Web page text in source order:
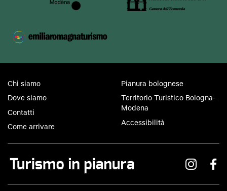
Si parla inglese
Lavatura/stiratura
Altre lingue
Prima colazione
Accettazione gruppi
Cassetta di sicurezza
Chi siamo
Dove siamo
Contatti
Come arrivare
Pianura bolognese
Territorio Turistico Bologna-
Modena
Accessibilità